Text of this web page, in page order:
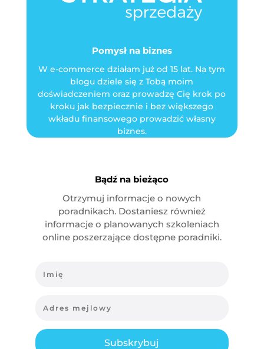
Pomysł na biznes
W e-commerce działam już od 15 lat. Na tym
blogu dziele się z Tobą moim
doświadczeniem oraz prowadzę Cię krok po
kroku jak bezpiecznie i bez większego
wkładu finansowego prowadzić własny
biznes.
Bądź na bieżąco
Otrzymuj informacje o nowych
poradnikach. Dostaniesz również
informacje o planowanych szkoleniach
online poszerzające dostępne poradniki.
Subskrybuj